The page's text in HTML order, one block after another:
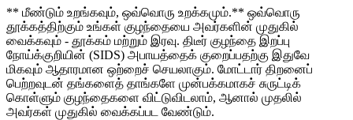
** மீண்டும் உறங்கவும், ஒவ்வொரு உறக்கமும்.** ஒவ்வொரு
தூக்கத்திற்கும் உங்கள் குழந்தையை அவர்களின் முதுகில்
வைக்கவும் - தூக்கம் மற்றும் இரவு. திடீர் குழந்தை இறப்பு
நோய்க்குறியின் (SIDS) அபாயத்தைக் குறைப்பதற்கு இதுவே
மிகவும் ஆதாரமான ஒற்றைச் செயலாகும். மோட்டார் திறனைப்
பெற்றவுடன் தங்களைத் தாங்களே முன்பக்கமாகச் சுருட்டிக்
கொள்ளும் குழந்தைகளை விட்டுவிடலாம், ஆனால் முதலில்
அவர்கள் முதுகில் வைக்கப்பட வேண்டும்.